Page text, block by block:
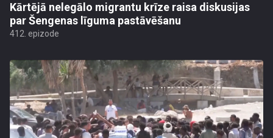
Kārtējā nelegālo migrantu krīze raisa diskusijas
par Šengenas līguma pastāvēšanu
412. epizode